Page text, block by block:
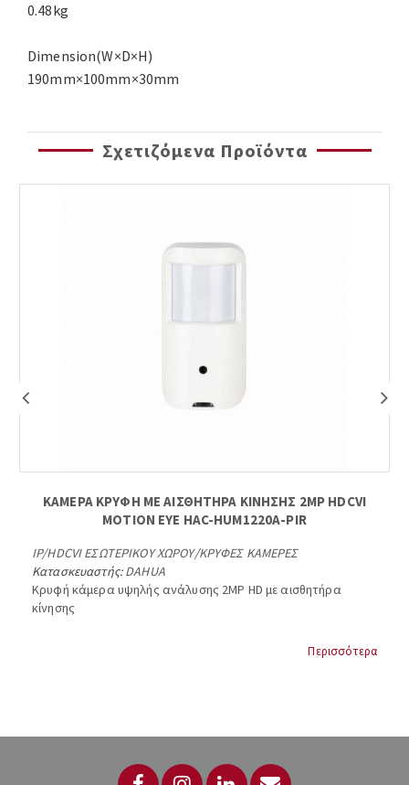
0.48kg
Dimension(W×D×H)
190mm×100mm×30mm
Σχετιζόμενα Προϊόντα
ΚΑΜΕΡΑ ΚΡΥΦΗ ΜΕ ΑΙΣΘΗΤΗΡΑ ΚΙΝΗΣΗΣ 2MP HDCVI
MOTION EYE HAC-HUM1220A-PIR
IP/HDCVI ΕΣΩΤΕΡΙΚΟΥ ΧΩΡΟΥ/ΚΡΥΦΕΣ ΚΑΜΕΡΕΣ
Κατασκευαστής:DAHUA
Κρυφή κάμερα υψηλής ανάλυσης 2MP HD με αισθητήρα
κίνησης
· Built-in tamper switch
Περισσότερα